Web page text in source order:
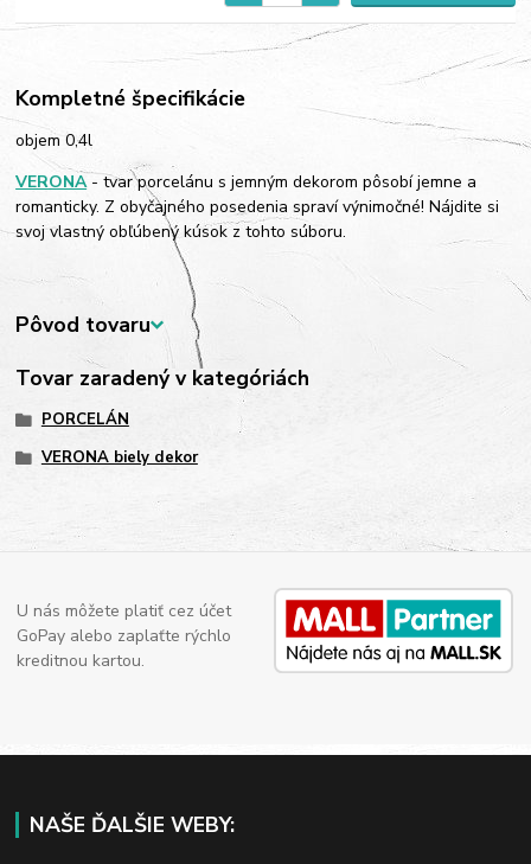
Kompletné špecifikácie
objem 0,4l
VERONA- tvar porcelánu s jemným dekorom pôsobí jemne a
romanticky. Z obyčajného posedenia spraví výnimočné! Nájdite si
svoj vlastný obľúbený kúsok z tohto súboru.
Pôvod tovaru
Tovar zaradený v kategóriách
PORCELÁN
VERONA biely dekor
U nás môžete platiť cez účet
GoPay alebo zaplaťte rýchlo
kreditnou kartou.
NAŠE ĎALŠIE WEBY: